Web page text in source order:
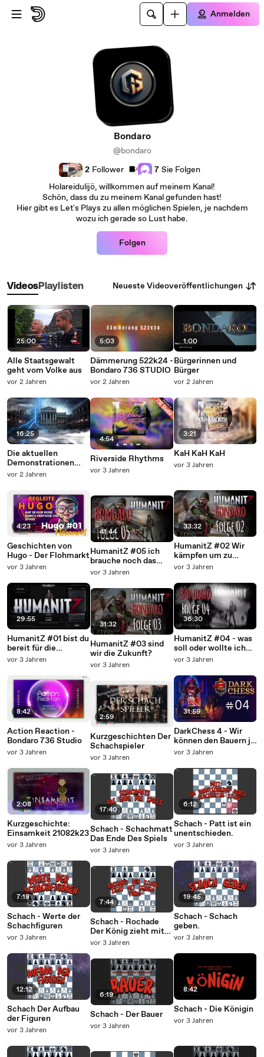
Zum Hauptinhalt springen
Anmelden
Bondaro
@bondaro
2 Follower 7 Sie Folgen
Holareidulijö, willkommen auf meinem Kanal!
Schön, dass du zu meinem Kanal gefunden hast!
Hier gibt es Let's Plays zu allen möglichen Spielen, je nachdem
wozu ich gerade so Lust habe.
Folgen
VideosPlaylisten Neueste Videoveröffentlichungen
25:00
Alle Staatsgewalt
geht vom Volke aus
vor 2 Jahren
16:25
Die aktuellen
Demonstrationen
gegen rechte
vor 2 Jahren
4:23
Geschichten von
Hugo - Der Flohmarkt
vor 3 Jahren
29:55
HumanitZ #01 bist du
bereit für die
Herausforderung ?
vor 3 Jahren
8:42
Action Reaction -
Bondaro 736 Studio
vor 3 Jahren
2:08
Kurzgeschichte:
Einsamkeit 21082k23
vor 3 Jahren
7:18
Schach - Werte der
Schachfiguren
vor 3 Jahren
12:12
Schach Der Aufbau
der Figuren
vor 3 Jahren
5:03
Dämmerung 522k24 -
Bondaro 736 STUDIO
vor 2 Jahren
4:54
Riverside Rhythms
vor 3 Jahren
41:44
HumanitZ #05 ich
brauche noch das
Tuch
vor 3 Jahren
31:32
HumanitZ #03 sind
wir die Zukunft?
vor 3 Jahren
2:59
Kurzgeschichten Der
Schachspieler
vor 3 Jahren
17:40
Schach - Schachmatt
Das Ende Des Spiels
vor 3 Jahren
7:44
Schach - Rochade
Der König zieht mit
seinem Turm
vor 3 Jahren
6:19
Schach - Der Bauer
vor 3 Jahren
1:00
Bürgerinnen und
Bürger
vor 2 Jahren
3:21
KaH KaH KaH
vor 3 Jahren
33:32
HumanitZ #02 Wir
kämpfen um zu
überleben
vor 3 Jahren
36:30
HumanitZ #04 - was
soll oder wollte ich
jetzt machen?
vor 3 Jahren
31:59
DarkChess 4 - Wir
können den Bauern ja
noch ziehe!
vor 3 Jahren
6:12
Schach - Patt ist ein
unentschieden.
vor 3 Jahren
19:45
Schach - Schach
geben.
vor 3 Jahren
8:42
Schach - Die Königin
vor 3 Jahren